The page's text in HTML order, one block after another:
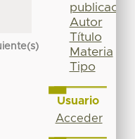
publicación
Autor
Título
Materia
Tipo
Usuario
Acceder